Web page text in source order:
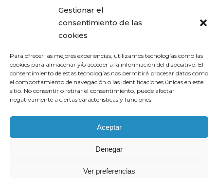
Gestionar el
consentimiento de las
cookies
Para ofrecer las mejores experiencias, utilizamos tecnologías como las
cookies para almacenar y/o acceder a la información del dispositivo. El
consentimiento de estas tecnologías nos permitirá procesar datos como
el comportamiento de navegación o las identificaciones únicas en este
sitio. No consentir o retirar el consentimiento, puede afectar
negativamente a ciertas características y funciones.
Aceptar
Denegar
Ver preferencias
Linkedin